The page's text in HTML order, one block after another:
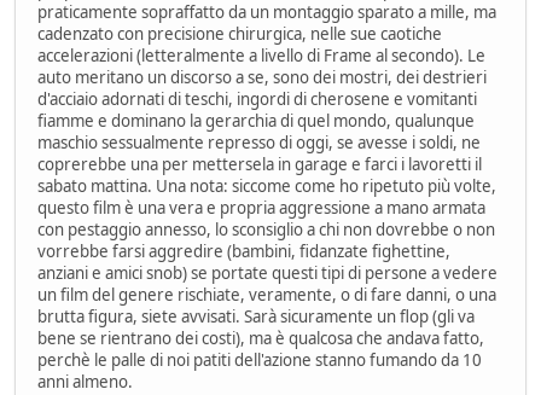
praticamente sopraffatto da un montaggio sparato a mille, ma
cadenzato con precisione chirurgica, nelle sue caotiche
accelerazioni (letteralmente a livello di Frame al secondo). Le
auto meritano un discorso a se, sono dei mostri, dei destrieri
d'acciaio adornati di teschi, ingordi di cherosene e vomitanti
fiamme e dominano la gerarchia di quel mondo, qualunque
maschio sessualmente represso di oggi, se avesse i soldi, ne
coprerebbe una per mettersela in garage e farci i lavoretti il
sabato mattina. Una nota: siccome come ho ripetuto più volte,
questo film è una vera e propria aggressione a mano armata
con pestaggio annesso, lo sconsiglio a chi non dovrebbe o non
vorrebbe farsi aggredire (bambini, fidanzate fighettine,
anziani e amici snob) se portate questi tipi di persone a vedere
un film del genere rischiate, veramente, o di fare danni, o una
brutta figura, siete avvisati. Sarà sicuramente un flop (gli va
bene se rientrano dei costi), ma è qualcosa che andava fatto,
perchè le palle di noi patiti dell'azione stanno fumando da 10
anni almeno.